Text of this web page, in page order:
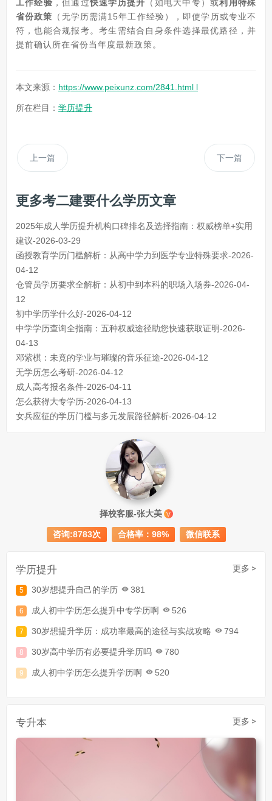
工作经验 ，但通过快速学历提升 （如电大中专）或利用特殊
省份政策 （无学历需满15年工作经验），即使学历或专业不
符，也能合规报考。考生需结合自身条件选择最优路径，并
提前确认所在省份当年度最新政策。
本文来源： https://www.peixunz.com/2841.html l
所在栏目： 学历提升
上一篇 下一篇
更多考二建要什么学历文章
2025年成人学历提升机构口碑排名及选择指南：权威榜单+实用
建议-2026-03-29
函授教育学历门槛解析：从高中学力到医学专业特殊要求-2026-
04-12
仓管员学历要求全解析：从初中到本科的职场入场券-2026-04-
12
初中学历学什么好-2026-04-12
中学学历查询全指南：五种权威途径助您快速获取证明-2026-
04-13
邓紫棋：未竟的学业与璀璨的音乐征途-2026-04-12
无学历怎么考研-2026-04-12
成人高考报名条件-2026-04-11
怎么获得大专学历-2026-04-13
女兵应征的学历门槛与多元发展路径解析-2026-04-12
择校客服-张大美 V
咨询:8783次 合格率：98% 微信联系
学历提升 更多 >
成人初中文凭怎么提升学历 740
成人大专学历提升多少钱 367
30岁怎么提升学历 218
成人大专学历提升多少钱
30岁想提升自己的学历
专升本 更多 >